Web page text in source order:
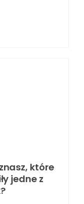
które
jedne z